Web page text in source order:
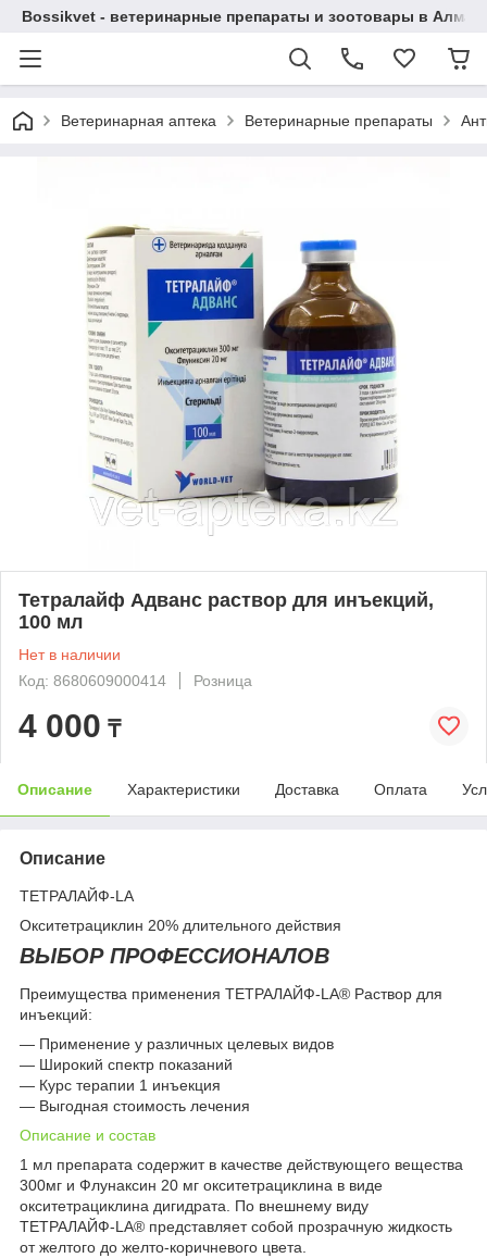
Bossikvet - ветеринарные препараты и зоотовары в
Ветеринарная аптека Ветеринарные препараты
Тетралайф Адванс раствор для инъекций,
100 мл
Нет в наличии
Код: 8680609000414
Розница
4 000 ₸
Описание Характеристики Доставка Оплата
Описание
ТЕТРАЛАЙФ-LA
Окситетрациклин 20% длительного действия
ВЫБОР ПРОФЕССИОНАЛОВ
Преимущества применения ТЕТРАЛАЙФ-LA® Раствор для
инъекций:
— Применение у различных целевых видов
— Широкий спектр показаний
— Курс терапии 1 инъекция
— Выгодная стоимость лечения
Описание и состав
1 мл препарата содержит в качестве действующего вещества
300мг и Флунаксин 20 мг окситетрациклина в виде
окситетрациклина дигидрата. По внешнему виду
ТЕТРАЛАЙФ-LA® представляет собой прозрачную жидкость
от желтого до желто-коричневого цвета.